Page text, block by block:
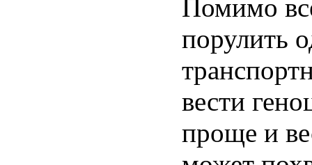
Помимо
порулить
вести
проще и